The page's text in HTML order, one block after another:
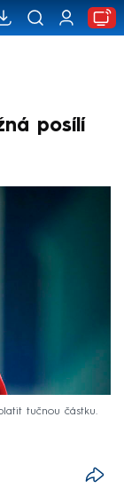
posílí
tučnou částku.